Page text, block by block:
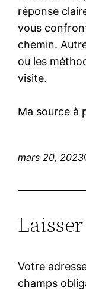
réponse
vous
chemin.
ou les
visite.
Ma source à
mars 20, 2023
Votre
champs